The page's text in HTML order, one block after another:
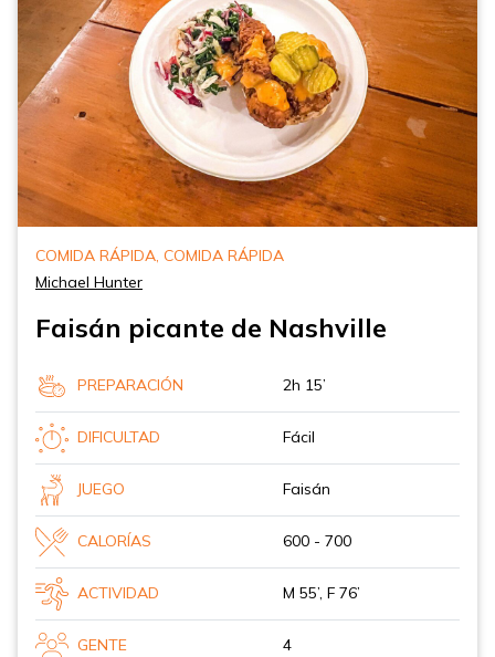
COMIDA RÁPIDA, COMIDA RÁPIDA
Michael Hunter
Faisán picante de Nashville
PREPARACIÓN 2h 15’
DIFICULTAD Fácil
JUEGO Faisán
CALORÍAS 600 - 700
ACTIVIDAD M 55’, F 76’
GENTE 4